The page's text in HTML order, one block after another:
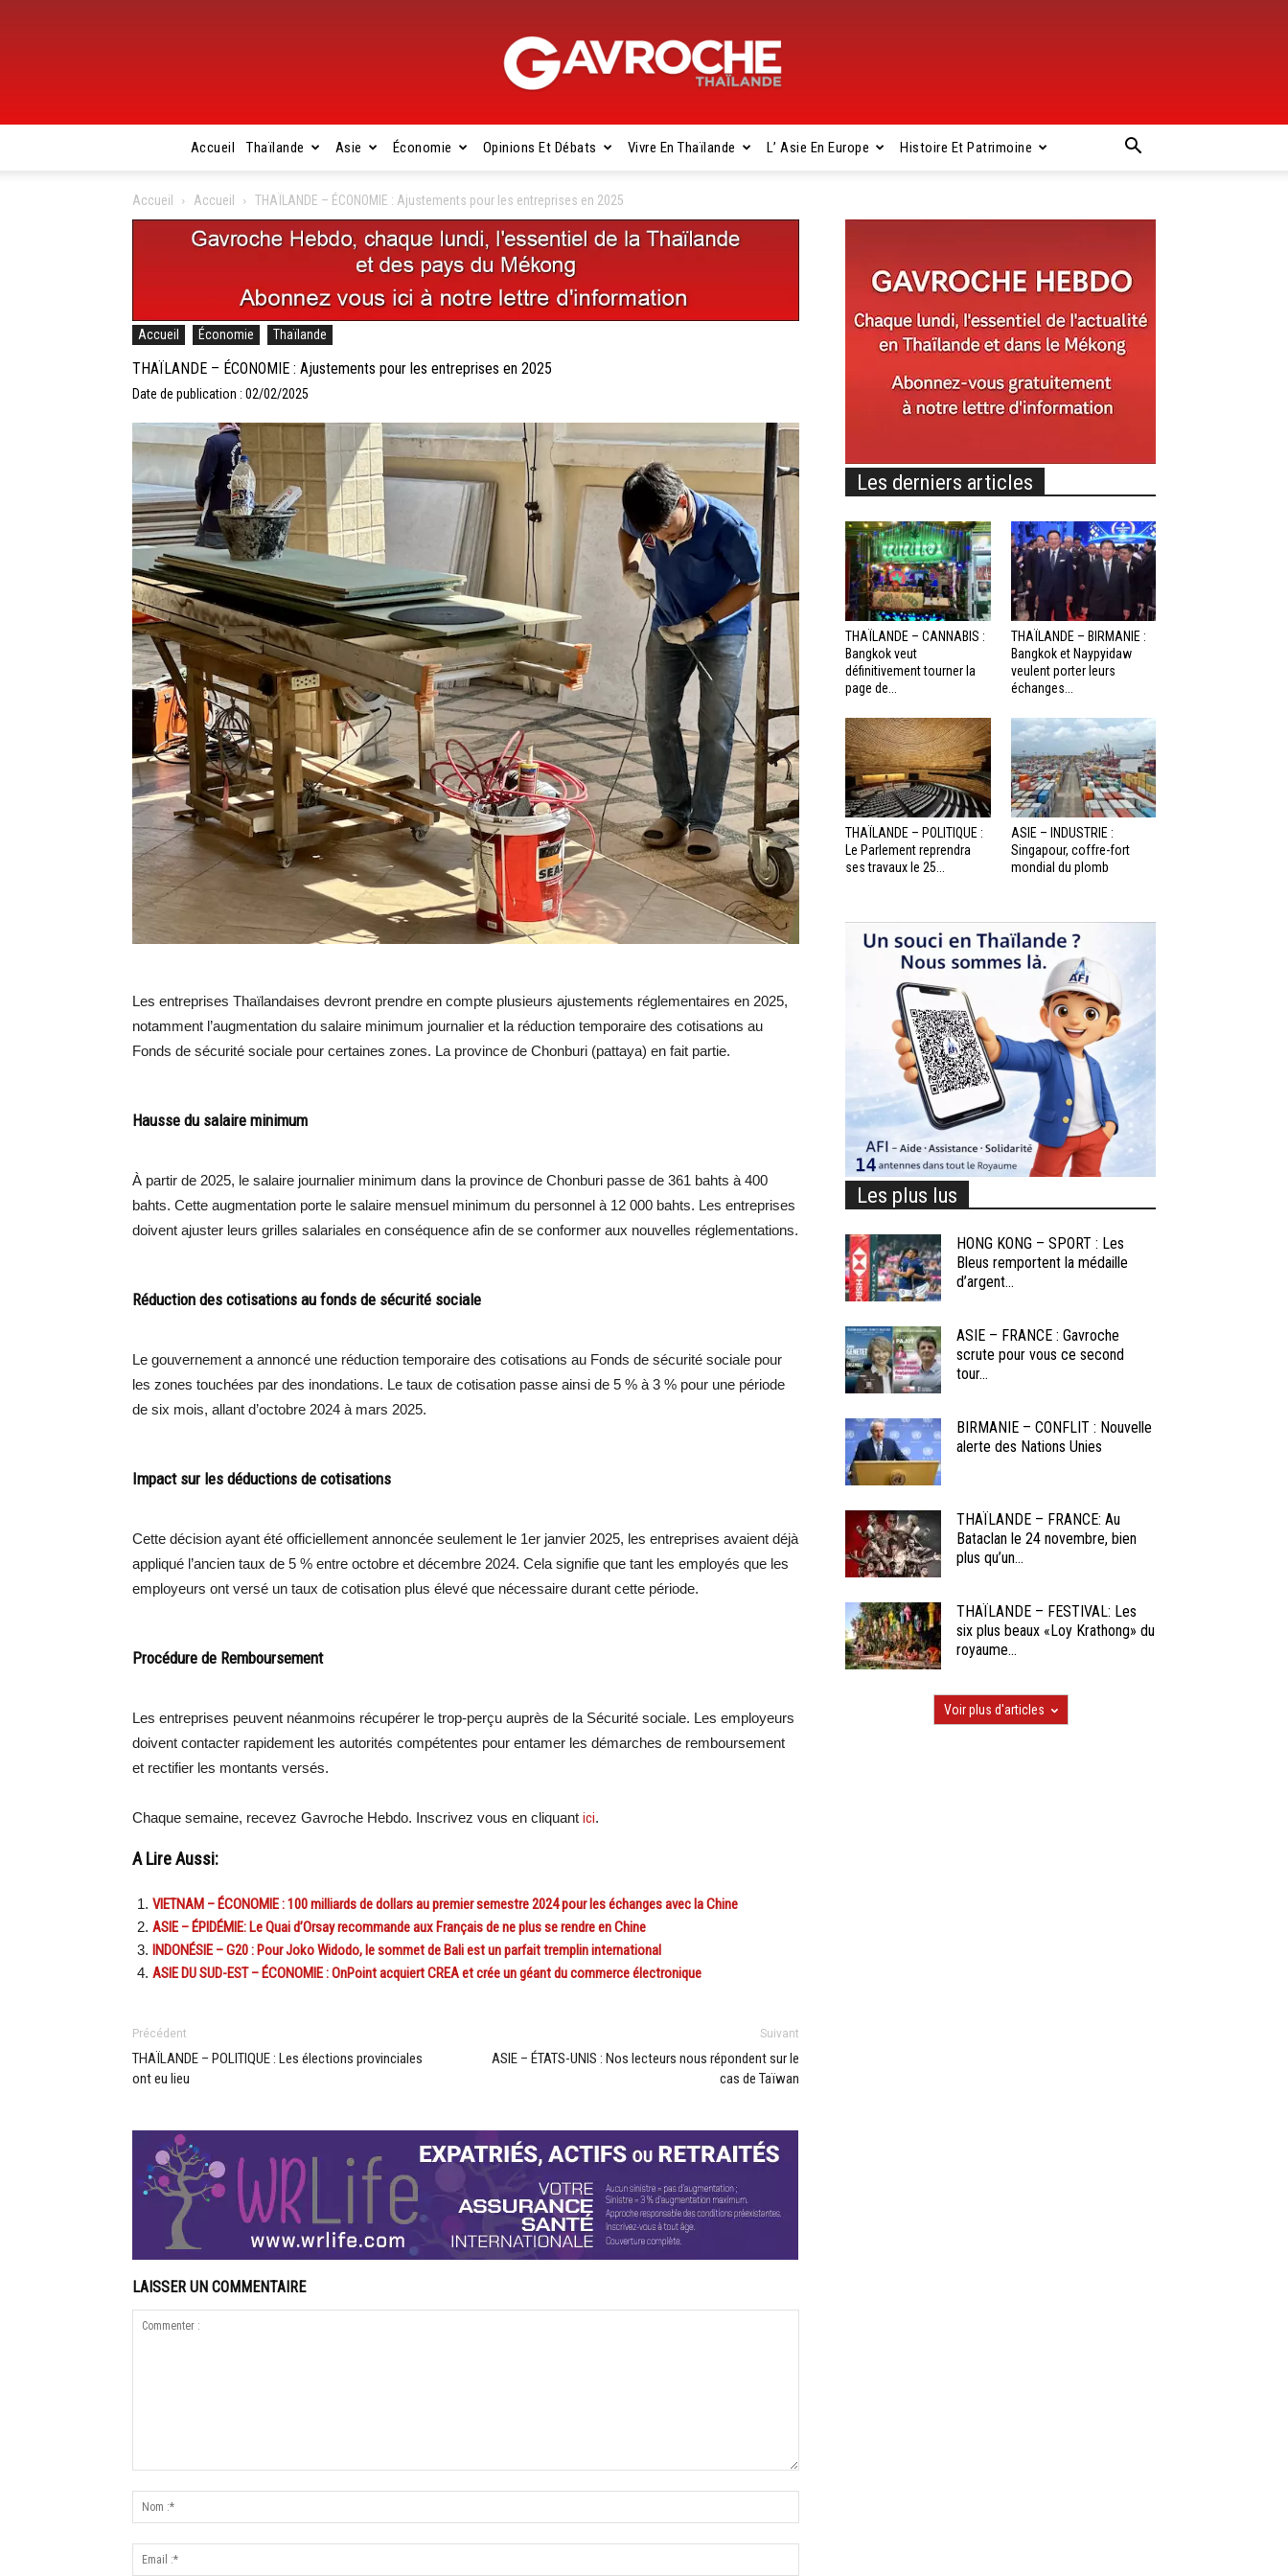
Gavroche
Accueil Thaïlande Asie Économie Opinions Et Débats Vivre En Thaïlande L’ Asie En Europe Histoire Et Patrimoine
Accueil Accueil THAÏLANDE – ÉCONOMIE : Ajustements pour les entreprises en 2025
Accueil Économie Thaïlande
THAÏLANDE – ÉCONOMIE : Ajustements pour les entreprises en 2025
Date de publication : 02/02/2025
Les entreprises Thaïlandaises devront prendre en compte plusieurs ajustements réglementaires en 2025,
notamment l’augmentation du salaire minimum journalier et la réduction temporaire des cotisations au
Fonds de sécurité sociale pour certaines zones. La province de Chonburi (pattaya) en fait partie.
Hausse du salaire minimum
À partir de 2025, le salaire journalier minimum dans la province de Chonburi passe de 361 bahts à 400
bahts. Cette augmentation porte le salaire mensuel minimum du personnel à 12 000 bahts. Les entreprises
doivent ajuster leurs grilles salariales en conséquence afin de se conformer aux nouvelles réglementations.
Réduction des cotisations au fonds de sécurité sociale
Le gouvernement a annoncé une réduction temporaire des cotisations au Fonds de sécurité sociale pour
les zones touchées par des inondations. Le taux de cotisation passe ainsi de 5 % à 3 % pour une période
de six mois, allant d’octobre 2024 à mars 2025.
Impact sur les déductions de cotisations
Cette décision ayant été officiellement annoncée seulement le 1er janvier 2025, les entreprises avaient déjà
appliqué l’ancien taux de 5 % entre octobre et décembre 2024. Cela signifie que tant les employés que les
employeurs ont versé un taux de cotisation plus élevé que nécessaire durant cette période.
Procédure de Remboursement
Les entreprises peuvent néanmoins récupérer le trop-perçu auprès de la Sécurité sociale. Les employeurs
doivent contacter rapidement les autorités compétentes pour entamer les démarches de remboursement
et rectifier les montants versés.
Chaque semaine, recevez Gavroche Hebdo. Inscrivez vous en cliquant ici.
A Lire Aussi:
VIETNAM – ÉCONOMIE : 100 milliards de dollars au premier semestre 2024 pour les échanges avec la Chine
ASIE – ÉPIDÉMIE: Le Quai d’Orsay recommande aux Français de ne plus se rendre en Chine
INDONÉSIE – G20 : Pour Joko Widodo, le sommet de Bali est un parfait tremplin international
ASIE DU SUD-EST – ÉCONOMIE : OnPoint acquiert CREA et crée un géant du commerce électronique
Précédent
THAÏLANDE – POLITIQUE : Les élections provinciales
ont eu lieu
Suivant
ASIE – ÉTATS-UNIS : Nos lecteurs nous répondent sur le
cas de Taïwan
LAISSER UN COMMENTAIRE
Les derniers articles
THAÏLANDE – CANNABIS :
Bangkok veut
définitivement tourner la
page de...
THAÏLANDE – BIRMANIE :
Bangkok et Naypyidaw
veulent porter leurs
échanges...
THAÏLANDE – POLITIQUE :
Le Parlement reprendra
ses travaux le 25...
ASIE – INDUSTRIE :
Singapour, coffre-fort
mondial du plomb
Les plus lus
HONG KONG – SPORT : Les
Bleus remportent la médaille
d’argent...
ASIE – FRANCE : Gavroche
scrute pour vous ce second
tour...
BIRMANIE – CONFLIT : Nouvelle
alerte des Nations Unies
THAÏLANDE – FRANCE: Au
Bataclan le 24 novembre, bien
plus qu’un...
THAÏLANDE – FESTIVAL: Les
six plus beaux «Loy Krathong» du
royaume...
Voir plus d'articles